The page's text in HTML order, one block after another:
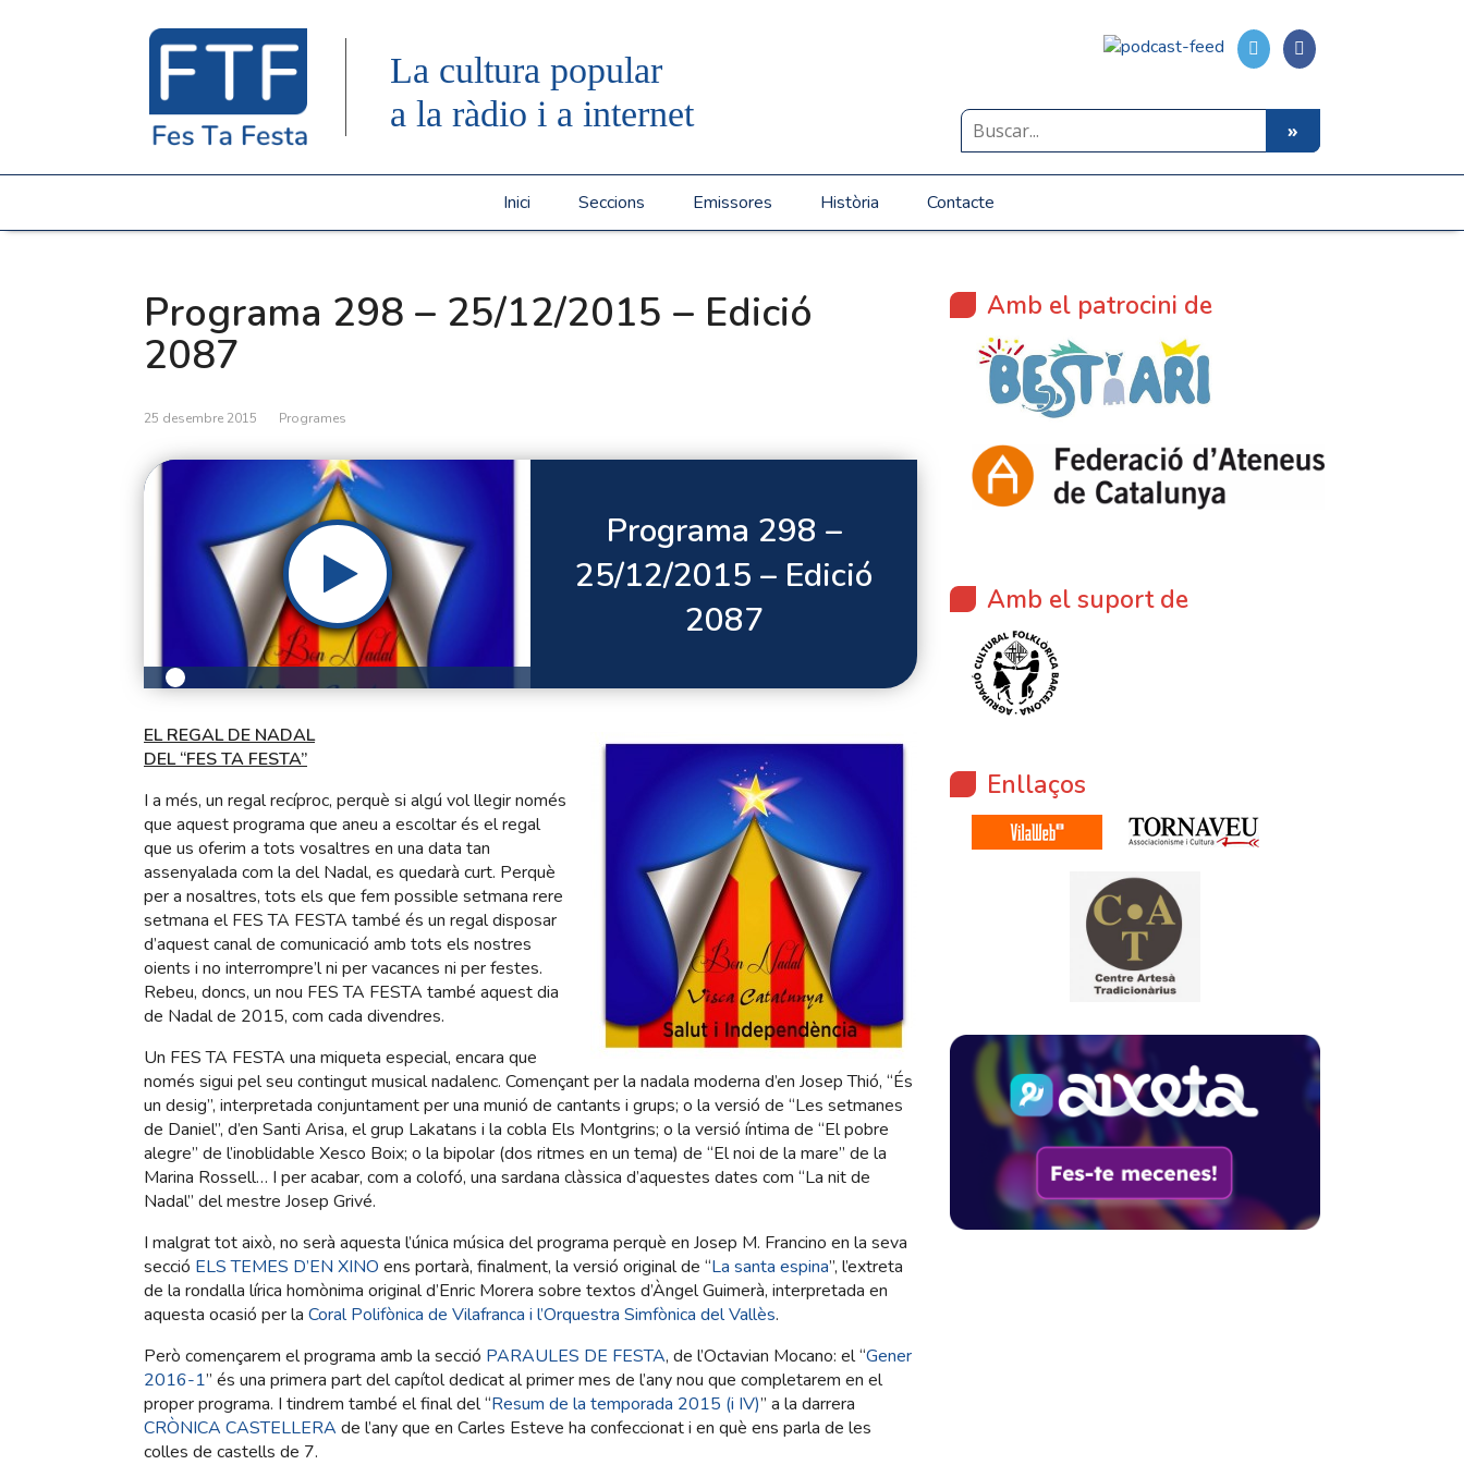
La cultura popular
a la ràdio i a internet
Inici Seccions Emissores Història Contacte
Programa 298 – 25/12/2015 – Edició
2087
25 desembre 2015 Programes
Programa 298 –
25/12/2015 – Edició
2087
EL REGAL DE NADAL
DEL “FES TA FESTA”
I a més, un regal recíproc, perquè si algú vol llegir només
que aquest programa que aneu a escoltar és el regal
que us oferim a tots vosaltres en una data tan
assenyalada com la del Nadal, es quedarà curt. Perquè
per a nosaltres, tots els que fem possible setmana rere
setmana el FES TA FESTA també és un regal disposar
d’aquest canal de comunicació amb tots els nostres
oients i no interrompre’l ni per vacances ni per festes.
Rebeu, doncs, un nou FES TA FESTA també aquest dia
de Nadal de 2015, com cada divendres.
Un FES TA FESTA una miqueta especial, encara que
només sigui pel seu contingut musical nadalenc. Començant per la nadala moderna d’en Josep Thió, “És
un desig”, interpretada conjuntament per una munió de cantants i grups; o la versió de “Les setmanes
de Daniel”, d’en Santi Arisa, el grup Lakatans i la cobla Els Montgrins; o la versió íntima de “El pobre
alegre” de l’inoblidable Xesco Boix; o la bipolar (dos ritmes en un tema) de “El noi de la mare” de la
Marina Rossell… I per acabar, com a colofó, una sardana clàssica d’aquestes dates com “La nit de
Nadal” del mestre Josep Grivé.
I malgrat tot això, no serà aquesta l’única música del programa perquè en Josep M. Francino en la seva
secció ELS TEMES D’EN XINO ens portarà, finalment, la versió original de “La santa espina”, l’extreta
de la rondalla lírica homònima original d’Enric Morera sobre textos d’Àngel Guimerà, interpretada en
aquesta ocasió per la Coral Polifònica de Vilafranca i l’Orquestra Simfònica del Vallès.
Però començarem el programa amb la secció PARAULES DE FESTA, de l’Octavian Mocano: el “Gener
2016-1” és una primera part del capítol dedicat al primer mes de l’any nou que completarem en el
proper programa. I tindrem també el final del “Resum de la temporada 2015 (i IV)” a la darrera
CRÒNICA CASTELLERA de l’any que en Carles Esteve ha confeccionat i en què ens parla de les
colles de castells de 7.
Amb el patrocini de
Amb el suport de
Enllaços